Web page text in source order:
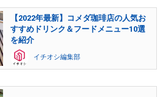
【2022年最新】コメダ珈琲店の人気お
すすめドリンク＆フードメニュー10選
を紹介
イチオシ編集部